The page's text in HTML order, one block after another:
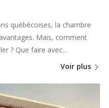
québécoises, la chambre
Mais, comment
? Que faire avec…
Voir plus